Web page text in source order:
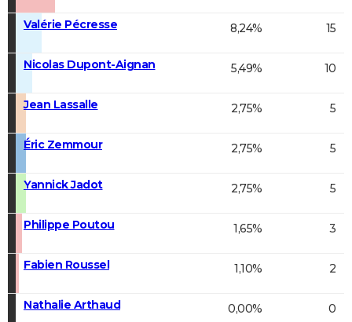
Valérie Pécresse 8,24% 15
Nicolas Dupont-Aignan 5,49% 10
Jean Lassalle 2,75% 5
Éric Zemmour 2,75% 5
Yannick Jadot 2,75% 5
Philippe Poutou 1,65% 3
Fabien Roussel 1,10% 2
Nathalie Arthaud 0,00% 0